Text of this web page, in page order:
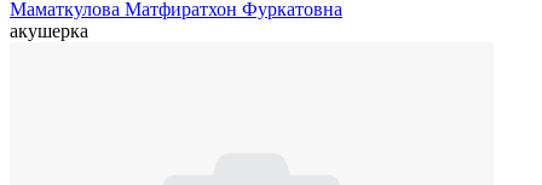
Маматкулова Матфиратхон Фуркатовна
акушерка